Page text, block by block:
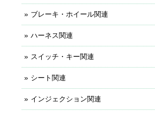
ブレーキ・ホイール関連
ハーネス関連
スイッチ・キー関連
シート関連
インジェクション関連